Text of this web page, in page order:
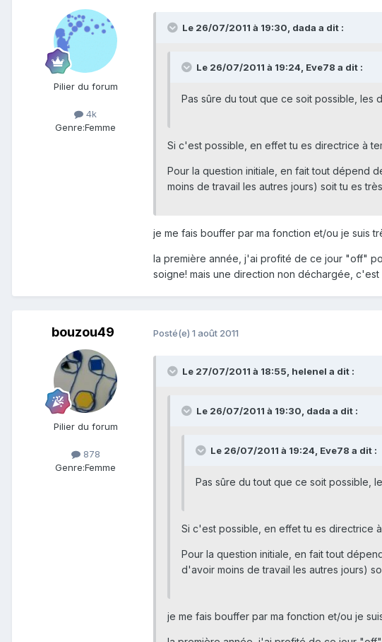
Pilier du forum
4k
Genre:Femme
Le 26/07/2011 à 19:30, dada a dit :
Le 26/07/2011 à 19:24, Eve78 a dit :
Pas sûre du tout que ce soit possible, les
Si c'est possible, en effet tu es directrice à
Pour la question initiale, en fait tout dépend
moins de travail les autres jours) soit tu es
je me fais bouffer par ma fonction et/ou je suis
la première année, j'ai profité de ce jour "off"
soigne! mais une direction non déchargée,
bouzou49
Pilier du forum
878
Genre:Femme
Posté(e) 1 août 2011
Le 27/07/2011 à 18:55, helenel a dit :
Le 26/07/2011 à 19:30, dada a dit :
Le 26/07/2011 à 19:24, Eve78 a dit :
Pas sûre du tout que ce soit possible,
Si c'est possible, en effet tu es directrice
Pour la question initiale, en fait tout
d'avoir moins de travail les autres jours)
je me fais bouffer par ma fonction et/ou je